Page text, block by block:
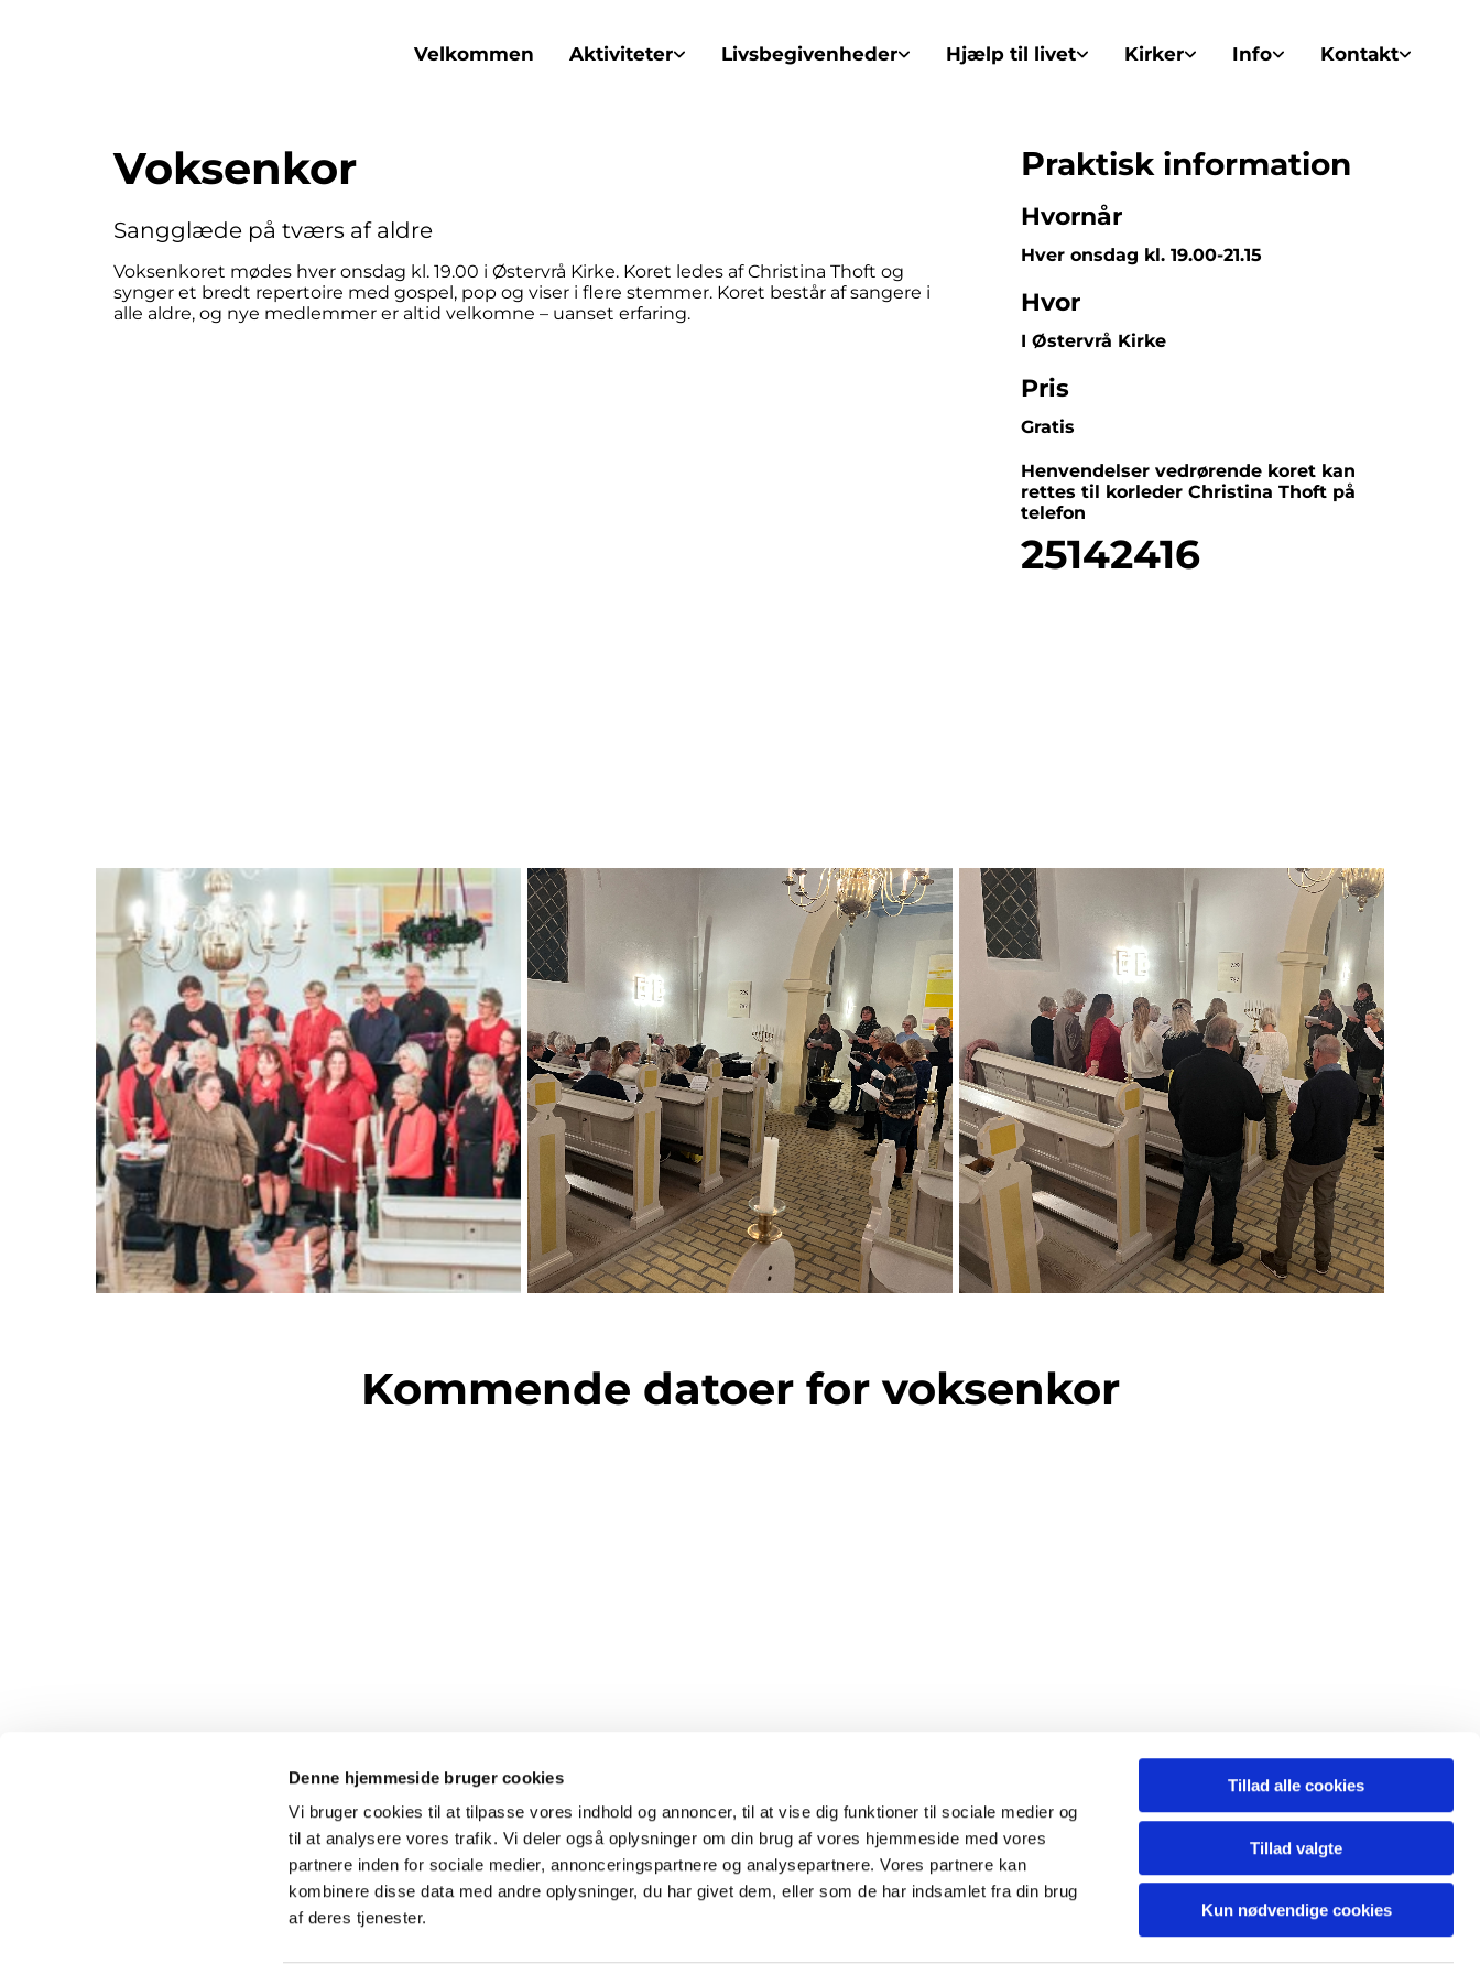
Denne hjemmeside bruger cookies
Vi bruger cookies til at tilpasse vores indhold og annoncer, til at vise dig funktioner til sociale medier og
til at analysere vores trafik. Vi deler også oplysninger om din brug af vores hjemmeside med vores
partnere inden for sociale medier, annonceringspartnere og analysepartnere. Vores partnere kan
kombinere disse data med andre oplysninger, du har givet dem, eller som de har indsamlet fra din brug
af deres tjenester.
Tillad alle cookies
Tillad valgte
Kun nødvendige cookies
Velkommen Aktiviteter Livsbegivenheder Hjælp til livet Kirker Info Kontakt
Voksenkor
Sangglæde på tværs af aldre
Voksenkoret mødes hver onsdag kl. 19.00 i Østervrå Kirke. Koret ledes af Christina Thoft og
synger et bredt repertoire med gospel, pop og viser i flere stemmer. Koret består af sangere i
alle aldre, og nye medlemmer er altid velkomne – uanset erfaring.
Praktisk information
Hvornår
Hver onsdag kl. 19.00-21.15
Hvor
I Østervrå Kirke
Pris
Gratis
Henvendelser vedrørende koret kan
rettes til korleder Christina Thoft på
telefon
25142416
Kommende datoer for voksenkor